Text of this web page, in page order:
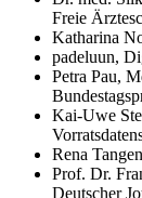
Freie
Katharina
padeluun,
Petra Pau,
Kai-Uwe
Rena
Prof. Dr.
Deutscher